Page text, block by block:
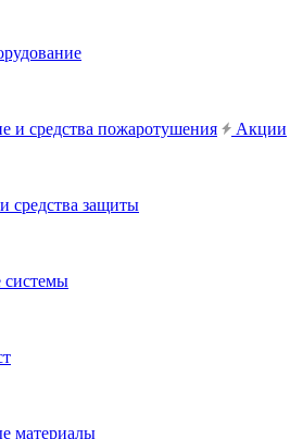
и средства пожаротушения
средства защиты
материалы
Акции